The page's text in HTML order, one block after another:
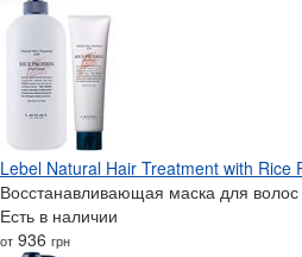
Lebel Natural Hair Treatment with Rice
Восстанавливающая маска для
Есть в наличии
от 936 грн